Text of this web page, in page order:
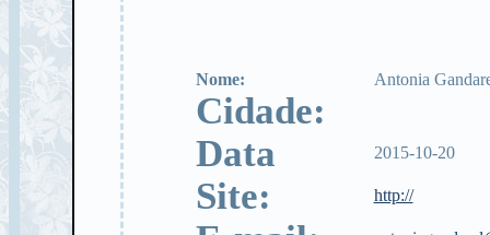
Nome: Antonia
Cidade:
Data
2015-10-20
Site: http://